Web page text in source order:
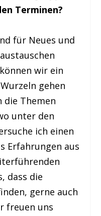
Terminen?
für Neues und
wir ein
gehen
die Themen
unter den
ich einen
Erfahrungen aus
dass die
gerne auch
freuen uns